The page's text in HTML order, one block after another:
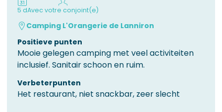
5 dAvec votre conjoint(e)
Camping L'Orangerie de Lanniron
Positieve punten
Mooie gelegen camping met veel activiteiten
inclusief. Sanitair schoon en ruim.
Verbeterpunten
Het restaurant, niet snackbar, zeer slecht